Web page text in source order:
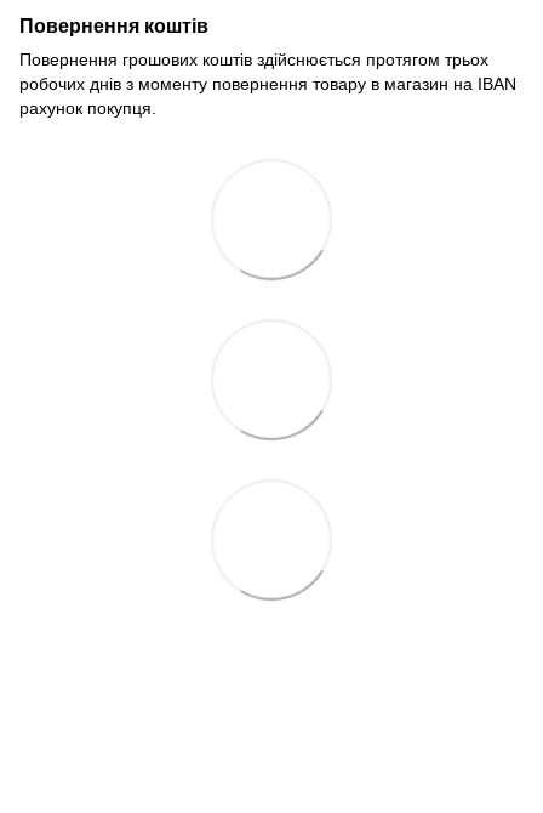
Повернення коштів
Повернення грошових коштів здійснюється протягом трьох
робочих днів з моменту повернення товару в магазин на IBAN
рахунок покупця.